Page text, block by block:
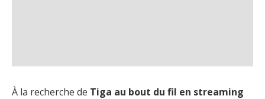
À la recherche de Tiga au bout du fil en streaming